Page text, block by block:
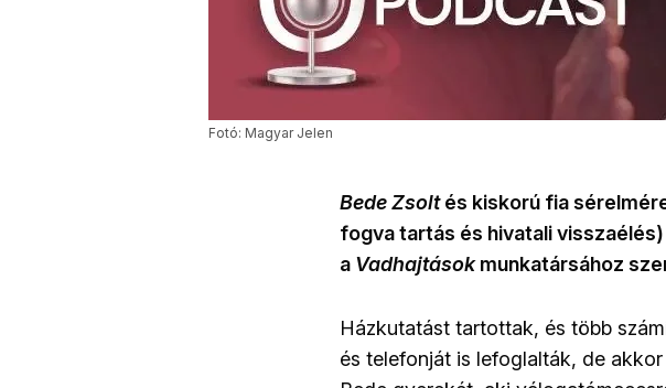
Fotó: Magyar Jelen
Bede Zsoltés kiskorú fia
fogva tartás és hivatali
a Vadhajtásokmunkatársához
Házkutatást tartottak, és több
és telefonját is lefoglalták, de